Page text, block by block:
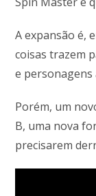
A expansão é,
coisas trazem
e personagens
Porém, um
B, uma nova
precisarem